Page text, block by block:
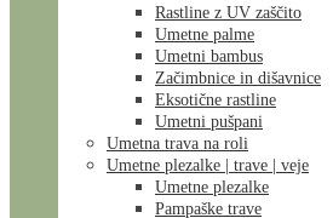
Rastline z UV zaščito
Umetne palme
Umetni bambus
Začimbnice in dišavnice
Eksotične rastline
Umetni pušpani
Umetna trava na roli
Umetne plezalke | trave | veje
Umetne plezalke
Pampaške trave